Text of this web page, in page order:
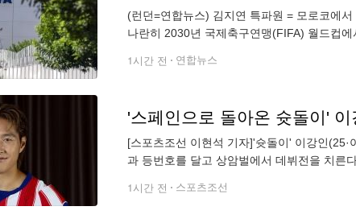
(런던=연합뉴스) 김지연 특파원 = 모로코에
나란히 2030년 국제축구연맹(FIFA) 월드컵
1시간 전 연합뉴스
[스포츠조선 이현석 기자]'슛돌이' 이강인
과 등번호를 달고 상암벌에서 데뷔전을 치른
1시간 전 스포츠조선